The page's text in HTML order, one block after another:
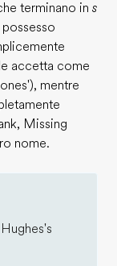
terminano in s
accetta come
mentre
Missing
nome.